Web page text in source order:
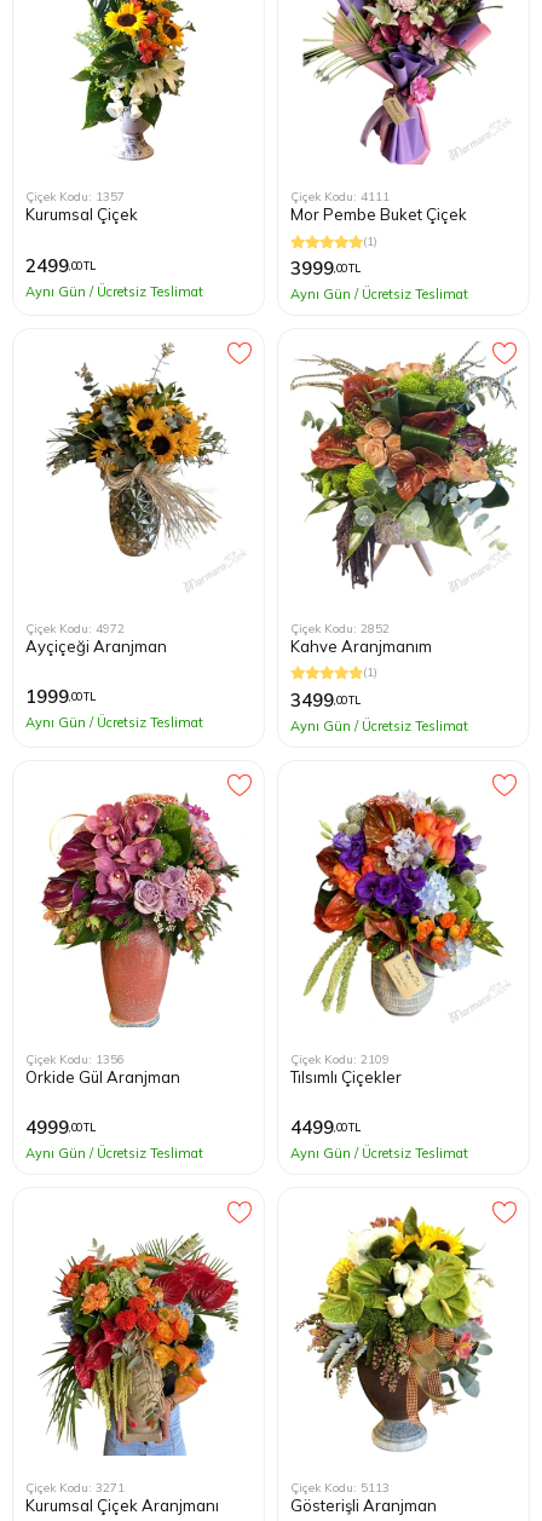
Çiçek Kodu: 1357
Kurumsal Çiçek
2499,00 TL
Aynı Gün / Ücretsiz Teslimat
Çiçek Kodu: 4111
Mor Pembe Buket Çiçek
(1)
3999,00 TL
Aynı Gün / Ücretsiz Teslimat
Çiçek Kodu: 4972
Ayçiçeği Aranjman
1999,00 TL
Aynı Gün / Ücretsiz Teslimat
Çiçek Kodu: 2852
Kahve Aranjmanım
(1)
3499,00 TL
Aynı Gün / Ücretsiz Teslimat
Çiçek Kodu: 1356
Orkide Gül Aranjman
4999,00 TL
Aynı Gün / Ücretsiz Teslimat
Çiçek Kodu: 2109
Tılsımlı Çiçekler
4499,00 TL
Aynı Gün / Ücretsiz Teslimat
Çiçek Kodu: 3271
Kurumsal Çiçek Aranjmanı
Çiçek Kodu: 5113
Gösterişli Aranjman